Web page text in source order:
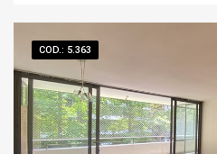
COD.: 5.363